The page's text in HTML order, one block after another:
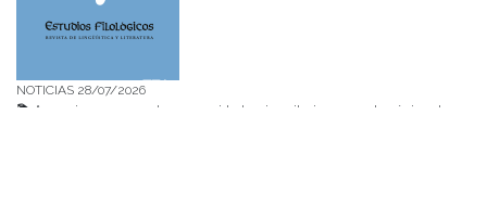
NOTICIAS 28/07/2026
📚 Anunciamos a nuestra comunidad universitaria que en la página de